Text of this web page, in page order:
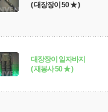
( 대장장이 50 ★ )
대장장이 일자바지
( 재봉사 50 ★ )